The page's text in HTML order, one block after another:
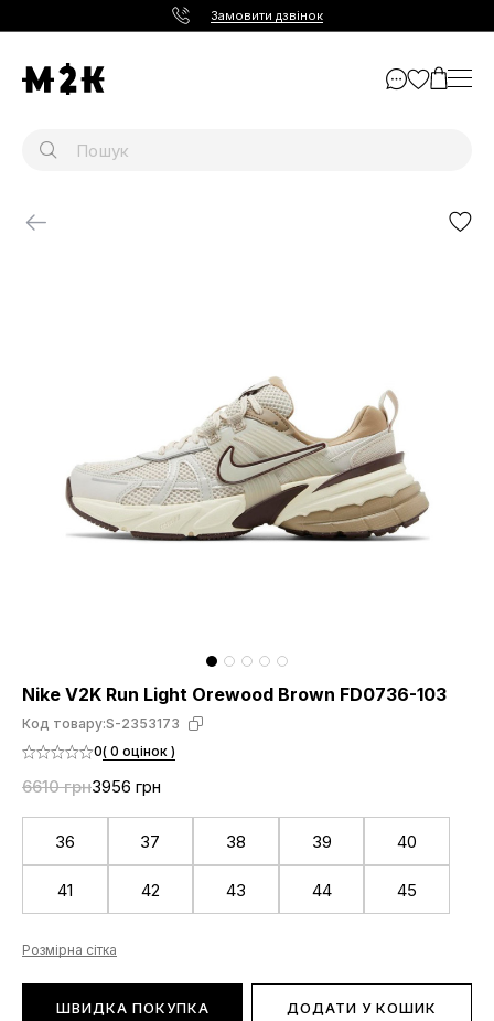
Замовити дзвінок
Nike V2K Run Light Orewood Brown FD0736-103
Код товару:S-2353173
0( 0 оцінок )
6610 грн3956 грн
36 37 38 39 40
41 42 43 44 45
Розмірна сітка
ШВИДКА ПОКУПКА ДОДАТИ У КОШИК